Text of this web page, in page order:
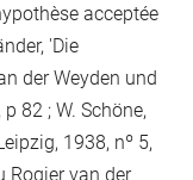
acceptée
'Die
der Weyden und
82 ; W. Schöne,
1938, nº 5,
Rogier van der